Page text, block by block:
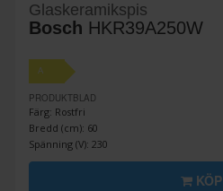
Glaskeramikspis
Bosch HKR39A250W
A
PRODUKTBLAD
Färg: Rostfri
Bredd (cm): 60
Spänning (V): 230
KÖP